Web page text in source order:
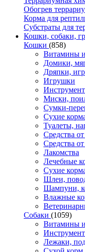
Обогрев
Корма для
Субстраты для
Кошки, собаки,
Кошки (858)
Витамины
Домики,
Дряпки,
Игрушки
Миски,
Сумки-
Сухие
Туалеты,
Средства
Средства
Лакомства
Лечебные
Сухие
Шлеи,
Шампуни,
Влажные
Собаки (1059)
Витамины
Лежаки,